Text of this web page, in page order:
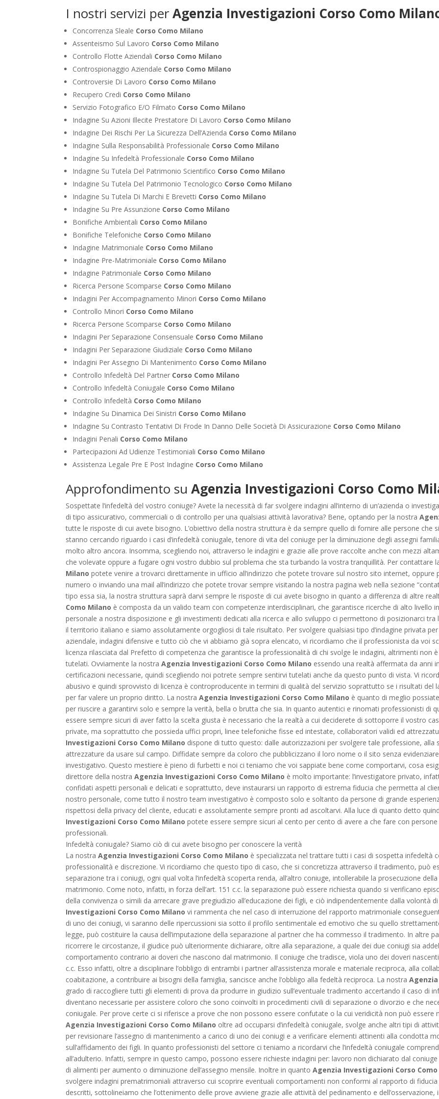
I nostri servizi perAgenzia Investigazioni Corso Como
Concorrenza Sleale Corso Como Milano
Assenteismo Sul Lavoro Corso Como Milano
Controllo Flotte Aziendali Corso Como Milano
Controspionaggio Aziendale Corso Como Milano
Controversie Di Lavoro Corso Como Milano
Recupero Credi Corso Como Milano
Servizio Fotografico E/O Filmato Corso Como Milano
Indagine Su Azioni Illecite Prestatore Di Lavoro Corso Como Milano
Indagine Dei Rischi Per La Sicurezza Dell’Azienda Corso Como Milano
Indagine Sulla Responsabilità Professionale Corso Como Milano
Indagine Su Infedeltà Professionale Corso Como Milano
Indagine Su Tutela Del Patrimonio Scientifico Corso Como Milano
Indagine Su Tutela Del Patrimonio Tecnologico Corso Como Milano
Indagine Su Tutela Di Marchi E Brevetti Corso Como Milano
Indagine Su Pre Assunzione Corso Como Milano
Bonifiche Ambientali Corso Como Milano
Bonifiche Telefoniche Corso Como Milano
Indagine Matrimoniale Corso Como Milano
Indagine Pre-Matrimoniale Corso Como Milano
Indagine Patrimoniale Corso Como Milano
Ricerca Persone Scomparse Corso Como Milano
Indagini Per Accompagnamento Minori Corso Como Milano
Controllo Minori Corso Como Milano
Ricerca Persone Scomparse Corso Como Milano
Indagini Per Separazione Consensuale Corso Como Milano
Indagini Per Separazione Giudiziale Corso Como Milano
Indagini Per Assegno Di Mantenimento Corso Como Milano
Controllo Infedeltà Del Partner Corso Como Milano
Controllo Infedeltà Coniugale Corso Como Milano
Controllo Infedeltà Corso Como Milano
Indagine Su Dinamica Dei Sinistri Corso Como Milano
Indagine Su Contrasto Tentativi Di Frode In Danno Delle Società Di Assicurazione Corso Como Milano
Indagini Penali Corso Como Milano
Partecipazioni Ad Udienze Testimoniali Corso Como Milano
Assistenza Legale Pre E Post Indagine Corso Como Milano
Approfondimento suAgenzia Investigazioni Corso Como
Sospettate l’infedeltà del vostro coniuge? Avete la necessità di far svolgere indagini all’interno di un’azienda o
di tipo assicurativo, commerciali o di controllo per una qualsiasi attività lavorativa? Bene, optando per la nostra
tutte le risposte di cui avete bisogno. L’obiettivo della nostra struttura è da sempre quello di fornire alle persone che
stanno cercando riguardo i casi d’infedeltà coniugale, tenore di vita del coniuge per la diminuzione degli assegni
molto altro ancora. Insomma, scegliendo noi, attraverso le indagini e grazie alle prove raccolte anche con mezzi
che volevate oppure a fugare ogni vostro dubbio sul problema che sta turbando la vostra tranquillità. Per contattare
Milano potete venire a trovarci direttamente in ufficio all’indirizzo che potete trovare sul nostro sito internet,
numero o inviando una mail all’indirizzo che potete trovar sempre visitando la nostra pagina web nella sezione
tipo essa sia, la nostra struttura saprà darvi sempre le risposte di cui avete bisogno in quanto a differenza di altre
Como Milano è composta da un valido team con competenze interdisciplinari, che garantisce ricerche di alto livello
personale a nostra disposizione e gli investimenti dedicati alla ricerca e allo sviluppo ci permettono di posizionarci
il territorio italiano e siamo assolutamente orgogliosi di tale risultato. Per svolgere qualsiasi tipo d’indagine privata
aziendale, indagini difensive e tutto ciò che vi abbiamo già sopra elencato, vi ricordiamo che il professionista da voi
licenza rilasciata dal Prefetto di competenza che garantisce la professionalità di chi svolge le indagini, altrimenti non
tutelati. Ovviamente la nostraAgenzia Investigazioni Corso Como Milano essendo una realtà affermata da anni
certificazioni necessarie, quindi scegliendo noi potrete sempre sentirvi tutelati anche da questo punto di vista. Vi
abusivo e quindi sprovvisto di licenza è controproducente in termini di qualità del servizio soprattutto se i risultati del
per far valere un proprio diritto. La nostraAgenzia Investigazioni Corso Como Milano è quanto di meglio
per riuscire a garantirvi solo e sempre la verità, bella o brutta che sia. In quanto autentici e rinomati professionisti di
essere sempre sicuri di aver fatto la scelta giusta è necessario che la realtà a cui deciderete di sottoporre il vostro
private, ma soprattutto che possieda uffici propri, linee telefoniche fisse ed intestate, collaboratori validi ed
Investigazioni Corso Como Milano dispone di tutto questo: dalle autorizzazioni per svolgere tale professione, alla
attrezzature da usare sul campo. Diffidate sempre da coloro che pubblicizzano il loro nome o il sito senza
investigativo. Questo mestiere è pieno di furbetti e noi ci teniamo che voi sappiate bene come comportarvi, cosa
direttore della nostraAgenzia Investigazioni Corso Como Milano è molto importante: l’investigatore privato,
confidati aspetti personali e delicati e soprattutto, deve instaurarsi un rapporto di estrema fiducia che permetta al
nostro personale, come tutto il nostro team investigativo è composto solo e soltanto da persone di grande
rispettosi della privacy del cliente, educati e assolutamente sempre pronti ad ascoltarvi. Alla luce di quanto detto
Investigazioni Corso Como Milano potete essere sempre sicuri al cento per cento di avere a che fare con
professionali.
Infedeltà coniugale? Siamo ciò di cui avete bisogno per conoscere la verità
La nostraAgenzia Investigazioni Corso Como Milano è specializzata nel trattare tutti i casi di sospetta infedeltà
professionalità e discrezione. Vi ricordiamo che questo tipo di caso, che si concretizza attraverso il tradimento, può
separazione tra i coniugi, ogni qual volta l’infedeltà scoperta renda, all’altro coniuge, intollerabile la prosecuzione
matrimonio. Come noto, infatti, in forza dell’art. 151 c.c. la separazione può essere richiesta quando si verificano
della convivenza o simili da arrecare grave pregiudizio all’educazione dei figli, e ciò indipendentemente dalla volontà
Investigazioni Corso Como Milano vi rammenta che nel caso di interruzione del rapporto matrimoniale
di uno dei coniugi, vi saranno delle ripercussioni sia sotto il profilo sentimentale ed emotivo che su quello
legge, può costituire la causa dell’imputazione della separazione al partner che ha commesso il tradimento. In altre
ricorrere le circostanze, il giudice può ulteriormente dichiarare, oltre alla separazione, a quale dei due coniugi sia
comportamento contrario ai doveri che nascono dal matrimonio. Il coniuge che tradisce, viola uno dei doveri
c.c. Esso infatti, oltre a disciplinare l’obbligo di entrambi i partner all’assistenza morale e materiale reciproca, alla
coabitazione, a contribuire ai bisogni della famiglia, sancisce anche l’obbligo alla fedeltà reciproca. La nostra
grado di raccogliere tutti gli elementi di prova da produrre in giudizio sull’eventuale tradimento accertando il caso di
diventano necessarie per assistere coloro che sono coinvolti in procedimenti civili di separazione o divorzio e che
coniugale. Per prove certe ci si riferisce a prove che non possono essere confutate o la cui veridicità non può
Agenzia Investigazioni Corso Como Milano oltre ad occuparsi d’infedeltà coniugale, svolge anche altri tipi di
per revisionare l’assegno di mantenimento a carico di uno dei coniugi e a verificare elementi attinenti alla condotta
sull’affidamento dei figli. In quanto professionisti del settore ci teniamo a ricordarvi che l’infedeltà coniugale
all’adulterio. Infatti, sempre in questo campo, possono essere richieste indagini per: lavoro non dichiarato dal
di alimenti per aumento o diminuzione dell’assegno mensile. Inoltre in quantoAgenzia Investigazioni Corso
svolgere indagini prematrimoniali attraverso cui scoprire eventuali comportamenti non conformi al rapporto di
descritti, sottolineiamo che l’ottenimento delle prove avviene grazie alle attività del pedinamento e